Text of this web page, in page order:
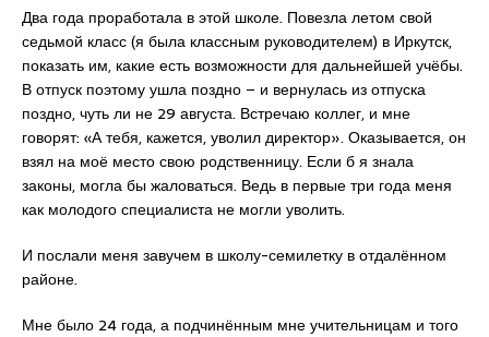
Два года проработала в этой школе. Повезла летом свой
седьмой класс (я была классным руководителем) в Иркутск,
показать им, какие есть возможности для дальнейшей учёбы.
В отпуск поэтому ушла поздно – и вернулась из отпуска
поздно, чуть ли не 29 августа. Встречаю коллег, и мне
говорят: «А тебя, кажется, уволил директор». Оказывается, он
взял на моё место свою родственницу. Если б я знала
законы, могла бы жаловаться. Ведь в первые три года меня
как молодого специалиста не могли уволить.
И послали меня завучем в школу-семилетку в отдалённом
районе.
Мне было 24 года, а подчинённым мне учительницам и того